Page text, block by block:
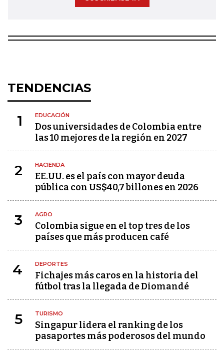
TENDENCIAS
1 EDUCACIÓN
Dos universidades de Colombia entre
las 10 mejores de la región en 2027
2 HACIENDA
EE.UU. es el país con mayor deuda
pública con US$40,7 billones en 2026
3 AGRO
Colombia sigue en el top tres de los
países que más producen café
4 DEPORTES
Fichajes más caros en la historia del
fútbol tras la llegada de Diomandé
5 TURISMO
Singapur lidera el ranking de los
pasaportes más poderosos del mundo